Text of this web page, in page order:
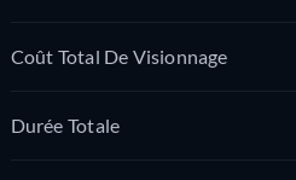
Coût Total De Visionnage
Durée Totale